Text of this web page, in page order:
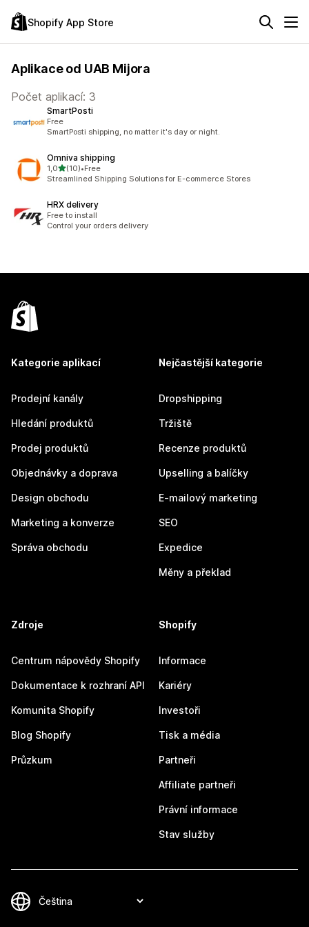
Shopify App Store
Aplikace od UAB Mijora
Počet aplikací: 3
SmartPosti
Free
SmartPosti shipping, no matter it's day or night.
Omniva shipping
1,0z 5 hvězd
(10)
Celkový počet recenzí: 10
•Free
Streamlined Shipping Solutions for E-commerce Stores
HRX delivery
Free to install
Control your orders delivery
Kategorie aplikací
Prodejní kanály
Hledání produktů
Prodej produktů
Objednávky a doprava
Design obchodu
Marketing a konverze
Správa obchodu
Nejčastější kategorie
Dropshipping
Tržiště
Recenze produktů
Upselling a balíčky
E-mailový marketing
SEO
Expedice
Měny a překlad
Zdroje
Centrum nápovědy Shopify
Dokumentace k rozhraní API
Komunita Shopify
Blog Shopify
Průzkum
Shopify
Informace
Kariéry
Investoři
Tisk a média
Partneři
Affiliate partneři
Právní informace
Stav služby